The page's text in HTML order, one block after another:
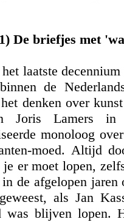
De briefjes met
laatste
de
denken over
Joris Lamers in
monoloog
moed. Altijd
je er moet lopen,
de afgelopen
als Jan
was blijven lopen.